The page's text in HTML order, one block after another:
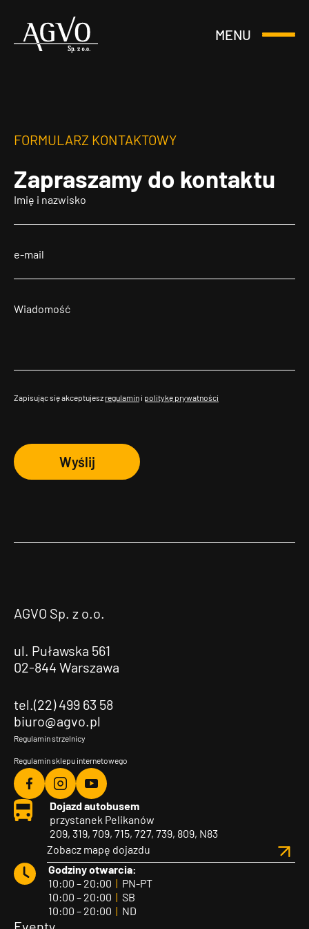
Header
MENU
Otwórz
FORMULARZ KONTAKTOWY
Zapraszamy do kontaktu
Zapisując się akceptujesz regulamin i politykę prywatności
Wyślij
AGVO Sp. z o.o.
ul. Puławska 561
02-844 Warszawa
tel.(22) 499 63 58
biuro@agvo.pl
Regulamin strzelnicy
Regulamin sklepu internetowego
Agvo
Facebook
Agvo
Instagram
Agvo
YouTube
Dojazd autobusem
przystanek Pelikanów
209, 319, 709, 715, 727, 739, 809, N83
Zobacz mapę dojazdu
Godziny otwarcia:
10:00 – 20:00 | PN-PT
10:00 – 20:00 | SB
10:00 – 20:00 | ND